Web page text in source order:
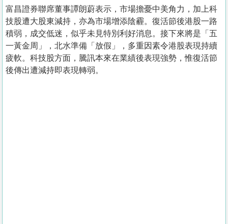
富昌證券聯席董事譚朗蔚表示，市場擔憂中美角力，加上科
技股遭大股東減持，亦為市場增添陰霾。復活節後港股一路
積弱，成交低迷，似乎未見特別利好消息。接下來將是「五
一黃金周」，北水準備「放假」，多重因素令港股表現持續
疲軟。科技股方面，騰訊本來在業績後表現強勢，惟復活節
後傳出遭減持即表現轉弱。